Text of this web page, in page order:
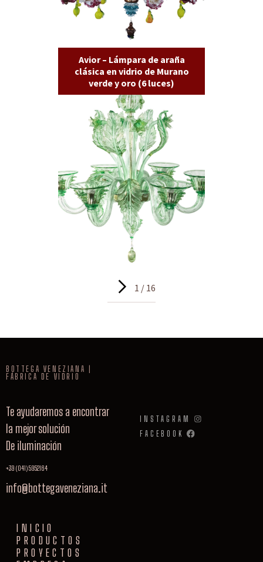
Avior – Lámpara de araña
clásica en vidrio de Murano
verde y oro (6 luces)
1 / 16
BOTTEGA VENEZIANA |
FÁBRICA DE VIDRIO
Te ayudaremos a encontrar
la mejor solución
De iluminación
+39 (041) 5952164
info@bottegaveneziana.it
INSTAGRAM
FACEBOOK
INICIO
PRODUCTOS
PROYECTOS